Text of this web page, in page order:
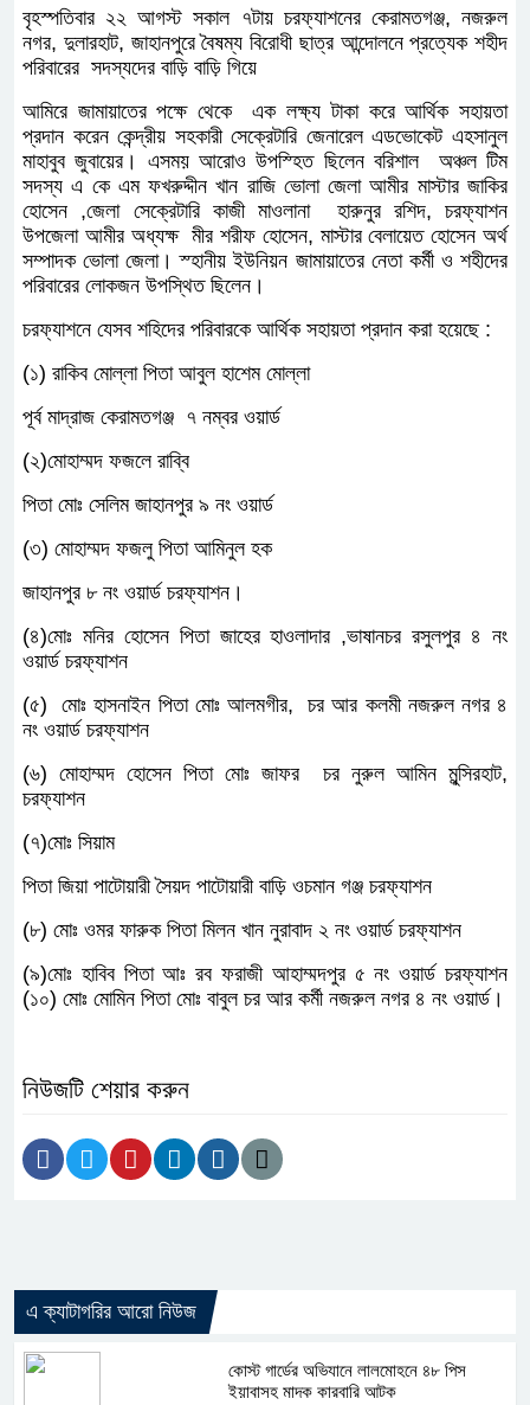
বৃহস্পতিবার ২২ আগস্ট সকাল ৭টায় চরফ্যাশনের কেরামতগঞ্জ, নজরুল
নগর, দুলারহাট, জাহানপুরে বৈষম্য বিরোধী ছাত্র আন্দোলনে প্রত্যেক শহীদ
পরিবারের সদস্যদের বাড়ি বাড়ি গিয়ে
আমিরে জামায়াতের পক্ষে থেকে এক লক্ষ্য টাকা করে আর্থিক সহায়তা
প্রদান করেন কেন্দ্রীয় সহকারী সেক্রেটারি জেনারেল এডভোকেট এহসানুল
মাহাবুব জুবায়ের। এসময় আরোও উপস্হিত ছিলেন বরিশাল অঞ্চল টিম
সদস্য এ কে এম ফখরুদ্দীন খান রাজি ভোলা জেলা আমীর মাস্টার জাকির
হোসেন ,জেলা সেক্রেটারি কাজী মাওলানা হারুনুর রশিদ, চরফ্যাশন
উপজেলা আমীর অধ্যক্ষ মীর শরীফ হোসেন, মাস্টার বেলায়েত হোসেন অর্থ
সম্পাদক ভোলা জেলা। স্হানীয় ইউনিয়ন জামায়াতের নেতা কর্মী ও শহীদের
পরিবারের লোকজন উপস্থিত ছিলেন।
চরফ্যাশনে যেসব শহিদের পরিবারকে আর্থিক সহায়তা প্রদান করা হয়েছে :
(১) রাকিব মোল্লা পিতা আবুল হাশেম মোল্লা
পূর্ব মাদ্রাজ কেরামতগঞ্জ ৭ নম্বর ওয়ার্ড
(২)মোহাম্মদ ফজলে রাব্বি
পিতা মোঃ সেলিম জাহানপুর ৯ নং ওয়ার্ড
(৩) মোহাম্মদ ফজলু পিতা আমিনুল হক
জাহানপুর ৮ নং ওয়ার্ড চরফ্যাশন।
(৪)মোঃ মনির হোসেন পিতা জাহের হাওলাদার ,ভাষানচর রসুলপুর ৪ নং
ওয়ার্ড চরফ্যাশন
(৫) মোঃ হাসনাইন পিতা মোঃ আলমগীর, চর আর কলমী নজরুল নগর ৪
নং ওয়ার্ড চরফ্যাশন
(৬) মোহাম্মদ হোসেন পিতা মোঃ জাফর চর নুরুল আমিন মুন্সিরহাট,
চরফ্যাশন
(৭)মোঃ সিয়াম
পিতা জিয়া পাটোয়ারী সৈয়দ পাটোয়ারী বাড়ি ওচমান গঞ্জ চরফ্যাশন
(৮) মোঃ ওমর ফারুক পিতা মিলন খান নুরাবাদ ২ নং ওয়ার্ড চরফ্যাশন
(৯)মোঃ হাবিব পিতা আঃ রব ফরাজী আহাম্মদপুর ৫ নং ওয়ার্ড চরফ্যাশন
(১০) মোঃ মোমিন পিতা মোঃ বাবুল চর আর কর্মী নজরুল নগর ৪ নং ওয়ার্ড।
নিউজটি শেয়ার করুন
এ ক্যাটাগরির আরো নিউজ
কোস্ট গার্ডের অভিযানে লালমোহনে ৪৮ পিস
ইয়াবাসহ মাদক কারবারি আটক